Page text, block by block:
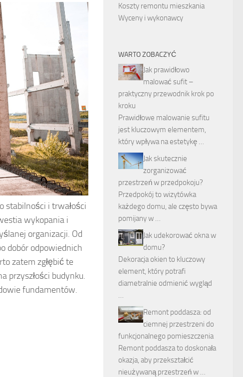
stabilności i trwałości
wykopania i
organizacji. Od
dobór odpowiednich
zatem zgłębić te
przyszłości budynku.
fundamentów.
Koszty remontu mieszkania
Wyceny i wykonawcy
WARTO ZOBACZYĆ
Jak prawidłowo
malować sufit –
praktyczny przewodnik krok po
kroku
Prawidłowe malowanie sufitu
jest kluczowym elementem,
który wpływa na estetykę …
Jak skutecznie
zorganizować
przestrzeń w przedpokoju?
Przedpokój to wizytówka
każdego domu, ale często bywa
pomijany w …
Jak udekorować okna w
domu?
Dekoracja okien to kluczowy
element, który potrafi
diametralnie odmienić wygląd
…
Remont poddasza: od
ciemnej przestrzeni do
funkcjonalnego pomieszczenia
Remont poddasza to doskonała
okazja, aby przekształcić
nieużywaną przestrzeń w …